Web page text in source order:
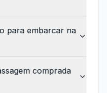
para embarcar na
comprada